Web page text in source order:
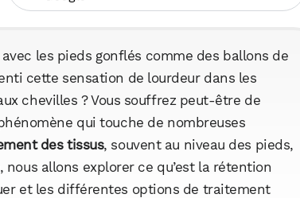
les pieds gonflés comme des ballons de
cette sensation de lourdeur dans les
chevilles ? Vous souffrez peut-être de
qui touche de nombreuses
des tissus, souvent au niveau des pieds,
allons explorer ce qu’est la rétention
et les différentes options de traitement